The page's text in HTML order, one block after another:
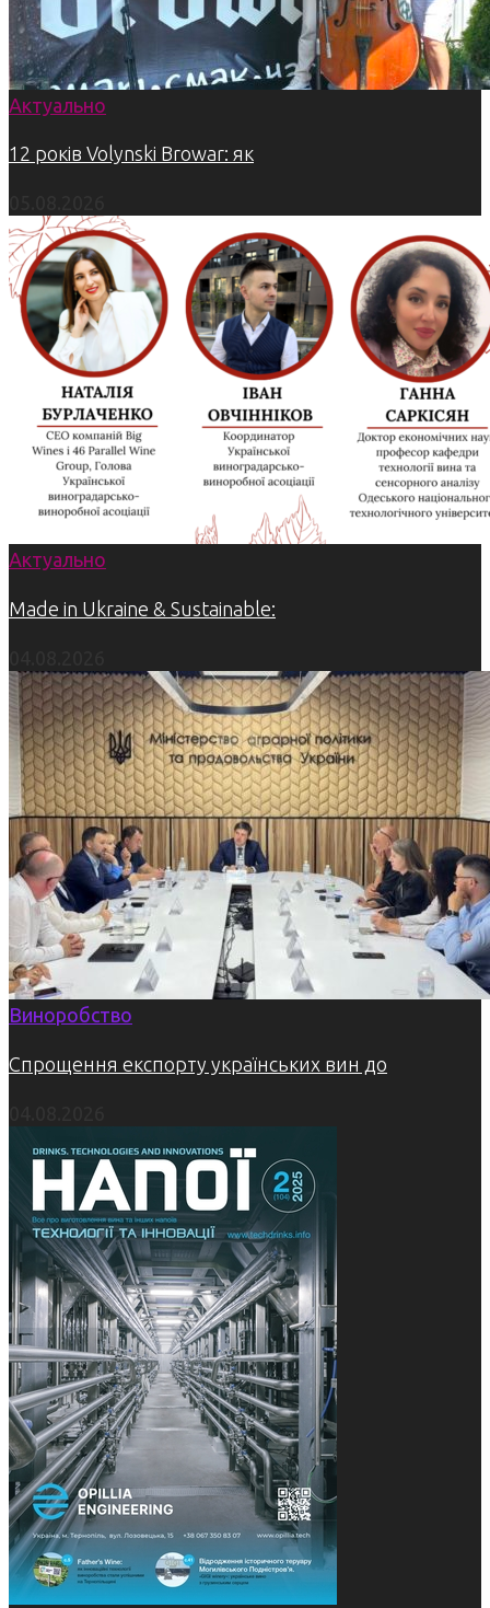
Актуально
12 років Volynski Browar: як
Актуально
Made in Ukraine & Sustainable:
Виноробство
Спрощення експорту українських вин до